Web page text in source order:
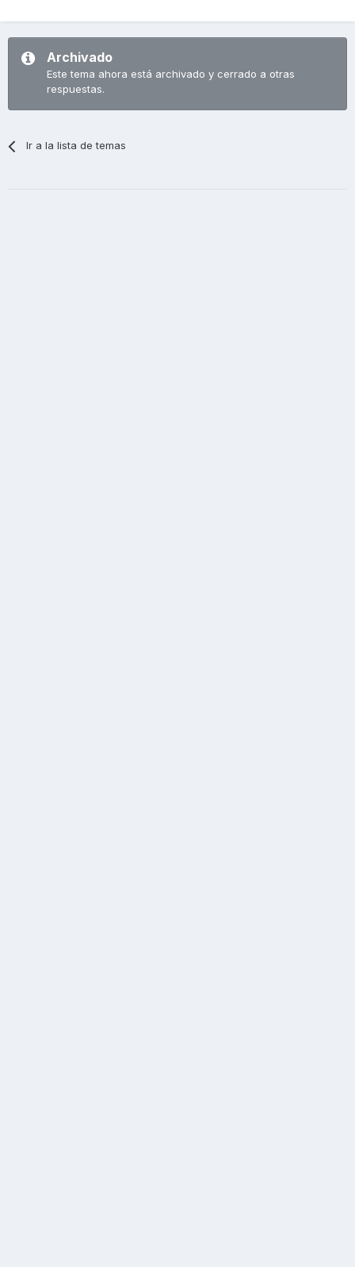
Archivado
Este tema ahora está archivado y cerrado a otras
respuestas.
Ir a la lista de temas